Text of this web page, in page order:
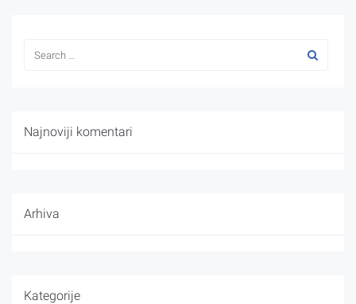
Najnoviji komentari
Arhiva
Kategorije